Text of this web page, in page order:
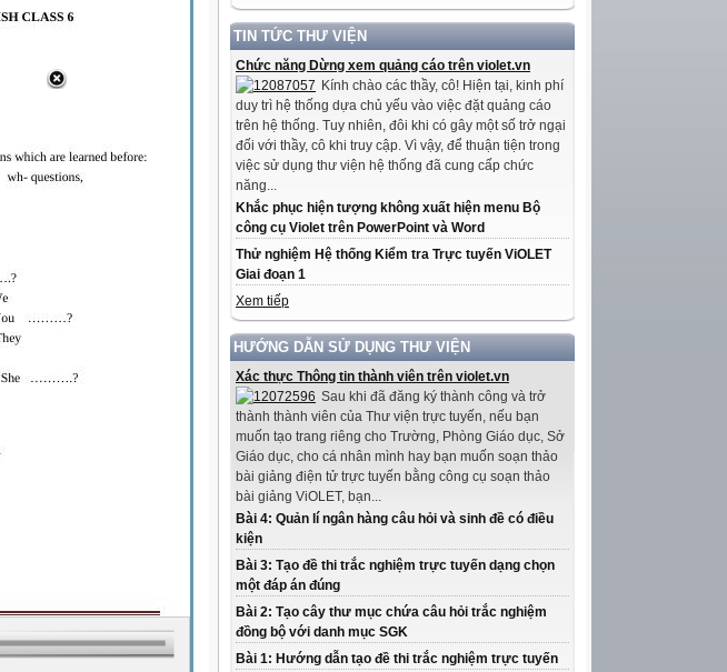
TIN TỨC THƯ VIỆN
Chức năng Dừng xem quảng cáo trên violet.vn
Kính chào các thầy, cô! Hiện tại, kinh phí
duy trì hệ thống dựa chủ yếu vào việc đặt quảng cáo
trên hệ thống. Tuy nhiên, đôi khi có gây một số trở ngại
đối với thầy, cô khi truy cập. Vì vậy, để thuận tiện trong
việc sử dụng thư viện hệ thống đã cung cấp chức
năng...
Khắc phục hiện tượng không xuất hiện menu Bộ
công cụ Violet trên PowerPoint và Word
Thử nghiệm Hệ thống Kiểm tra Trực tuyến ViOLET
Giai đoạn 1
Xem tiếp
HƯỚNG DẪN SỬ DỤNG THƯ VIỆN
Xác thực Thông tin thành viên trên violet.vn
Sau khi đã đăng ký thành công và trở
thành thành viên của Thư viện trực tuyến, nếu bạn
muốn tạo trang riêng cho Trường, Phòng Giáo dục, Sở
Giáo dục, cho cá nhân mình hay bạn muốn soạn thảo
bài giảng điện tử trực tuyến bằng công cụ soạn thảo
bài giảng ViOLET, bạn...
Bài 4: Quản lí ngân hàng câu hỏi và sinh đề có điều
kiện
Bài 3: Tạo đề thi trắc nghiệm trực tuyến dạng chọn
một đáp án đúng
Bài 2: Tạo cây thư mục chứa câu hỏi trắc nghiệm
đồng bộ với danh mục SGK
Bài 1: Hướng dẫn tạo đề thi trắc nghiệm trực tuyến